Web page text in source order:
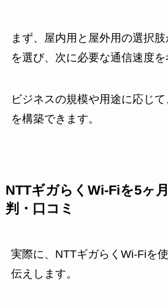
まず、屋内用と屋外用の選択
を選び、次に必要な通信速度を
ビジネスの規模や用途に応じ
を構築できます。
NTTギガらくWi-Fiを5ヶ
判・口コミ
実際に、NTTギガらくWi-Fiを
伝えします。